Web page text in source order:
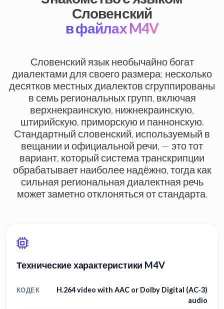
Словенский
в файлах M4V
Словенский язык необычайно богат
диалектами для своего размера: несколько
десятков местных диалектов сгруппированы
в семь региональных групп, включая
верхнекраинскую, нижнекраинскую,
штирийскую, приморскую и паннонскую.
Стандартный словенский, используемый в
вещании и официальной речи, — это тот
вариант, который система транскрипции
обрабатывает наиболее надёжно, тогда как
сильная региональная диалектная речь
может заметно отклоняться от стандарта.
Технические характеристики M4V
КОДЕК
H.264 video with AAC or Dolby Digital (AC-3)
audio